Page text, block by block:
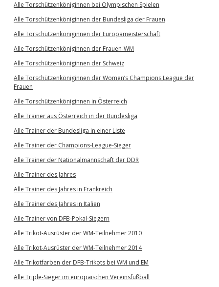
Alle Torschützenköniginnen bei Olympischen Spielen
Alle Torschützenköniginnen der Bundesliga der Frauen
Alle Torschützenköniginnen der Europameisterschaft
Alle Torschützenköniginnen der Frauen-WM
Alle Torschützenköniginnen der Schweiz
Alle Torschützenköniginnen der Women’s Champions League der
Frauen
Alle Torschützenköniginnen in Österreich
Alle Trainer aus Österreich in der Bundesliga
Alle Trainer der Bundesliga in einer Liste
Alle Trainer der Champions-League-Sieger
Alle Trainer der Nationalmannschaft der DDR
Alle Trainer des Jahres
Alle Trainer des Jahres in Frankreich
Alle Trainer des Jahres in Italien
Alle Trainer von DFB-Pokal-Siegern
Alle Trikot-Ausrüster der WM-Teilnehmer 2010
Alle Trikot-Ausrüster der WM-Teilnehmer 2014
Alle Trikotfarben der DFB-Trikots bei WM und EM
Alle Triple-Sieger im europäischen Vereinsfußball